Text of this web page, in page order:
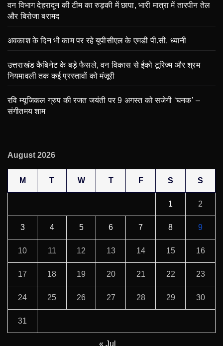
वन विभाग देहरादून की टीम का रुड़की में छापा, भारी मात्रा में तारपीन तेल
और बिरोजा बरामद
अवकाश के दिन भी काम पर रहे यूपीसीएल के एमडी पी.सी. ध्यानी
उत्तराखंड कैबिनेट के बड़े फैसले, वन विकास से ईको टूरिज्म और श्रम
नियमावली तक कई प्रस्तावों को मंजूरी
रवि म्यूजिकल ग्रुप की रजत जयंती पर 9 अगस्त को सजेगी ‘घनक’ –
संगीतमय शाम
August 2026
M T W T F S S
1 2
3 4 5 6 7 8 9
10 11 12 13 14 15 16
17 18 19 20 21 22 23
24 25 26 27 28 29 30
31
« Jul